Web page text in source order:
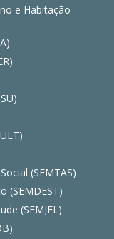
e Habitação
(SEMTAS)
(SEMDEST)
(SEMJEL)